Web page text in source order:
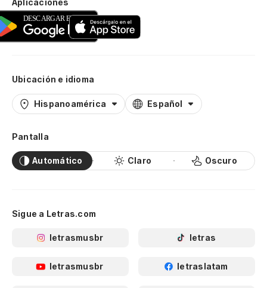
Aplicaciones
Ubicación e idioma
Hispanoamérica Español
Pantalla
Automático Claro Oscuro
Sigue a Letras.com
letrasmusbr letras
letrasmusbr letraslatam